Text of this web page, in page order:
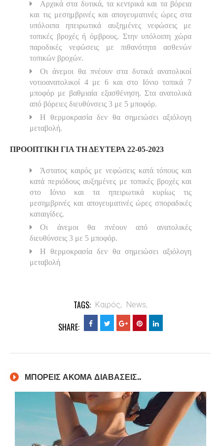
Αρχικά στα δυτικά, τα κεντρικά και τα βόρεια
και τις μεσημβρινές και απογευματινές ώρες στα
υπόλοιπα ηπειρωτικά αυξημένες νεφώσεις με
τοπικές βροχές ή όμβρους. Στην υπόλοιπη χώρα
παροδικές νεφώσεις με πιθανότητα ασθενών
τοπικών βροχών.
Οι άνεμοι θα πνέουν στα δυτικά ανατολικοί
νοτιοανατολικοί 4 με 6 και στο Ιόνιο τοπικά 7
μποφόρ με βαθμιαία εξασθένηση. Στα ανατολικά
από βόρειες διευθύνσεις 3 με 5 μποφόρ.
Η θερμοκρασία δεν θα σημειώσει αξιόλογη
μεταβολή.
ΠΡΟΟΠΤΙΚΗ ΓΙΑ ΤΗ ΔΕΥΤΕΡΑ 22-05-2023
Άστατος καιρός με νεφώσεις κατά τόπους και
κατά περιόδους αυξημένες με τοπικές βροχές και
στο Ιόνιο και τα ηπειρωτικά κυρίως τις
μεσημβρινές και απογευματινές ώρες σποραδικές
καταιγίδες.
Οι άνεμοι θα πνέουν από ανατολικές
διευθύνσεις 3 με 5 μποφόρ.
Η θερμοκρασία δεν θα σημειώσει αξιόλογη
μεταβολή.
TAGS: Καιρός, News,
SHARE:
ΜΠΟΡΕΙΣ ΑΚΟΜΑ ΔΙΑΒΑΣΕΙΣ..